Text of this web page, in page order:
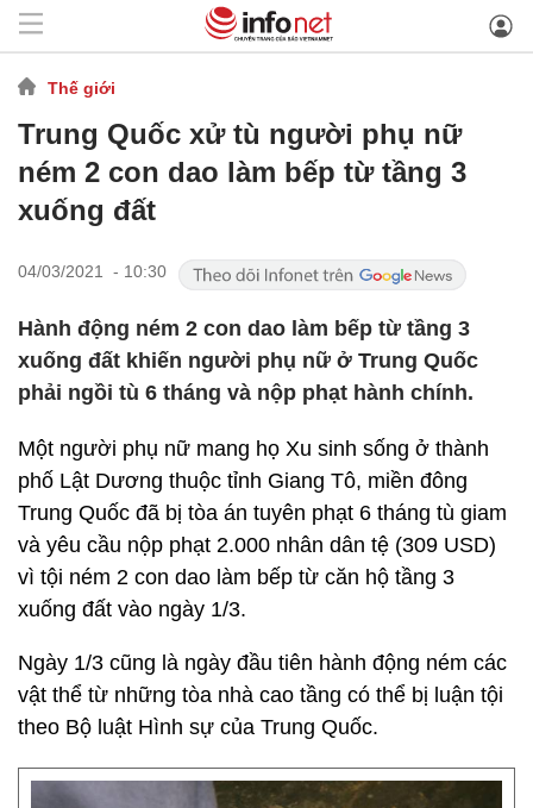
Thế giới
Trung Quốc xử tù người phụ nữ
ném 2 con dao làm bếp từ tầng 3
xuống đất
04/03/2021 - 10:30
Hành động ném 2 con dao làm bếp từ tầng 3
xuống đất khiến người phụ nữ ở Trung Quốc
phải ngồi tù 6 tháng và nộp phạt hành chính.
Một người phụ nữ mang họ Xu sinh sống ở thành
phố Lật Dương thuộc tỉnh Giang Tô, miền đông
Trung Quốc đã bị tòa án tuyên phạt 6 tháng tù giam
và yêu cầu nộp phạt 2.000 nhân dân tệ (309 USD)
vì tội ném 2 con dao làm bếp từ căn hộ tầng 3
xuống đất vào ngày 1/3.
Ngày 1/3 cũng là ngày đầu tiên hành động ném các
vật thể từ những tòa nhà cao tầng có thể bị luận tội
theo Bộ luật Hình sự của Trung Quốc.